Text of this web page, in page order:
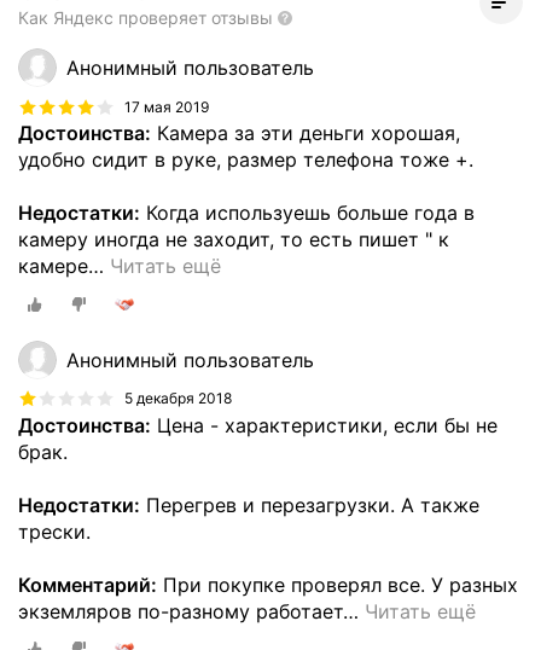
Как Яндекс проверяет отзывы
Анонимный пользователь
17 мая 2019
Достоинства: Камера за эти деньги хорошая,
удобно сидит в руке, размер телефона тоже +.
Недостатки: Когда используешь больше года в
камеру иногда не заходит, то есть пишет " к
камере… Читать ещё
Анонимный пользователь
5 декабря 2018
Достоинства: Цена - характеристики, если бы не
брак.
Недостатки: Перегрев и перезагрузки. А также
трески.
Комментарий: При покупке проверял все. У разных
экземляров по-разному работает… Читать ещё